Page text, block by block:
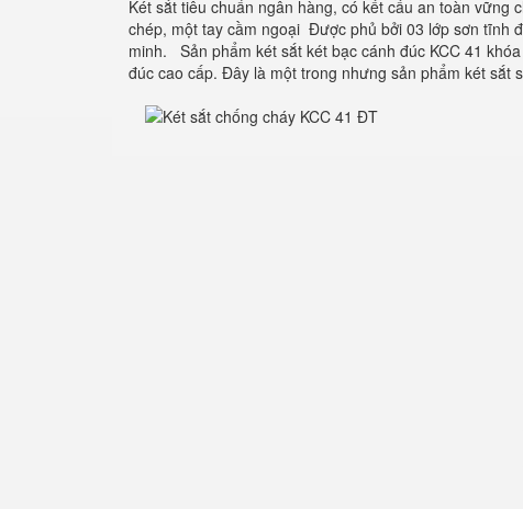
Két sắt tiêu chuẩn ngân hàng, có kết cấu an toàn
chép, một tay cầm ngoại Được phủ bởi 03 lớp sơn tĩnh
minh. Sản phẩm két sắt két bạc cánh đúc KCC 41
đúc cao cấp. Đây là một trong nhưng sản phẩm két sắt